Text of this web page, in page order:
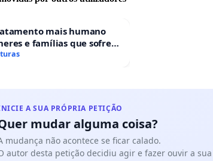
mais humano
e famílias que sofrem
gestacional nos hospitais
A SUA PRÓPRIA PETIÇÃO
mudar alguma coisa?
mudança não acontece se ficar calado.
autor desta petição decidiu agir e fazer ouvir a sua